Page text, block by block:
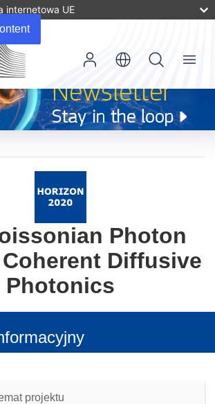
internetowa UE
Menu
Photon
Diffusive
Photonics
projektu